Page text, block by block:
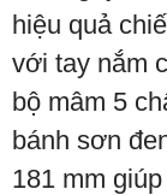
hiệu quả
với tay nắm
bộ mâm 5
bánh sơn
181 mm